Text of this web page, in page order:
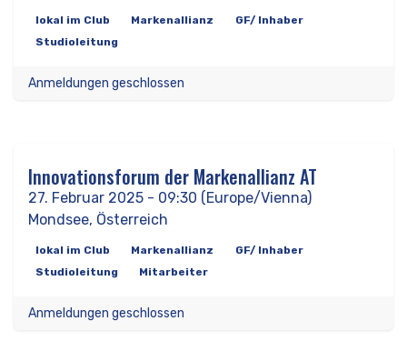
lokal im Club Markenallianz
GF/ Inhaber
Studioleitung
Anmeldungen geschlossen
Innovationsforum der Markenallianz AT
27. Februar 2025 - 09:30 (Europe/Vienna)
Mondsee, Österreich
lokal im Club Markenallianz
GF/ Inhaber
Studioleitung
Mitarbeiter
Anmeldungen geschlossen